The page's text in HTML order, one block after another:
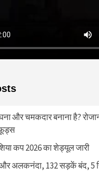
और चमकदार बनाना है?
कप 2026 का शेड्यूल जारी
अलकनंदा, 132 सड़कें बंद, 5